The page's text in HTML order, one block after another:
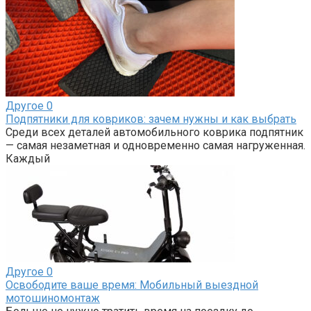
Другое 0
Подпятники для ковриков: зачем нужны и как выбрать
Среди всех деталей автомобильного коврика подпятник
— самая незаметная и одновременно самая нагруженная.
Каждый
Другое 0
Освободите ваше время: Мобильный выездной
мотошиномонтаж